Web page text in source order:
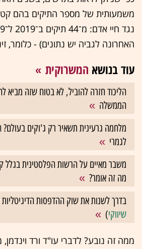
משמעותית של מספר התיקים בהם
האחרונה לגביה יש נתונים) - כלומר, זינוק
עוד בנושא המשרוקית
הליכוד חזרה להוביל, לא בטוח שזה מביא
הממשלה
מלחמה גרעינית תשאיר רק ג'וקים
לגמרי
משבר מאיים על הרשות הפלסטינית בגלל
מה זה אומר?
בדרך לשנות את שוק ההדפסות
שיווקי)
ממה זה נובע? לדברי עו"ד ורד